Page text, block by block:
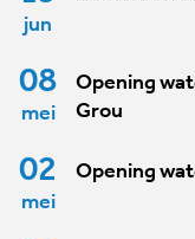
jun
08
mei
Opening
Grou
02
mei
Opening